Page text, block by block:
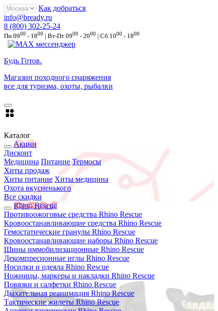
Как добраться
info@bready.ru
8 (800) 302-25-24
Пн 0900 - 1800 | Вт-Пт 0900 - 2000 | Сб 1000 - 1800
Будь Готов.
Магазин походного снаряжения
все для туризма, охоты, рыбалки
Каталог
Акции
Дисконт
Медицина Питание Термосы
Хиты продаж
Хиты питание Хиты медицина
Охота вкусненького
Все скидки
Rhino Rescue
Противоожоговые средства Rhino Rescue
Кровоостанавливающие средства Rhino Rescue
Гемостатические гранулы Rhino Rescue
Кровоостанавливающие наборы Rhino Rescue
Шины иммобилизационные Rhino Rescue
Декомпресионные иглы Rhino Rescue
Носилки и одеяла Rhino Rescue
Ножницы, маркеры и накладки Rhino Rescue
Повязки и салфетки Rhino Rescue
Дыхательная реанимация Rhino Rescue
Тактические жилеты Rhino Rescue